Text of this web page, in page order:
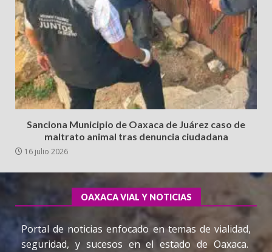
Sanciona Municipio de Oaxaca de Juárez caso de
maltrato animal tras denuncia ciudadana
16 julio 2026
OAXACA VIAL Y NOTICIAS
Portal de noticias enfocado en temas de vialidad,
seguridad, y sucesos en el estado de Oaxaca.